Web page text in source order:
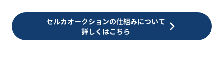
セルカオークションの仕組みについて
詳しくはこちら